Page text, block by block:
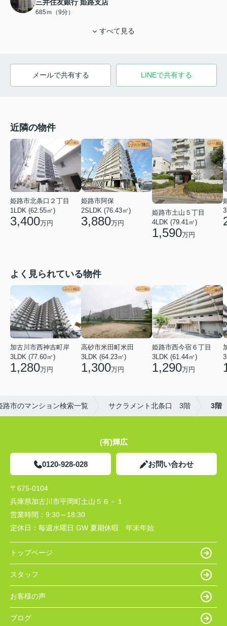
三井住友銀行 姫路支店
685ｍ（9分）
すべて見る
メールで共有する LINEで共有する
近隣の物件
姫路市北条口２丁目
1LDK (62.55㎡)
3,400万円
姫路市阿保
2SLDK (76.43㎡)
3,880万円
姫路市土山５丁目
4LDK (79.41㎡)
1,590万円
よく見られている物件
加古川市西神吉町岸
3LDK (77.60㎡)
1,280万円
高砂市米田町米田
3LDK (64.23㎡)
1,300万円
姫路市西今宿６丁目
3LDK (61.44㎡)
1,290万円
路市のマンション検索一覧 サクラメント北条口 3階 3階
(有)輝広
0120-928-028 お問い合わせ
〒675-0104
兵庫県加古川市平岡町土山５６－１
営業時間： 9:30～18:30
定休日： 毎週水曜日 GW 夏期休暇 年末年始
トップページ
スタッフ
お客様の声
ブログ